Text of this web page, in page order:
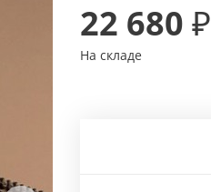
22 680 ₽
На складе